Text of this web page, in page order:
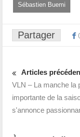
Sébastien Buemi
Partager
Articles
VLN – La manche la
importante de la
s'annonce